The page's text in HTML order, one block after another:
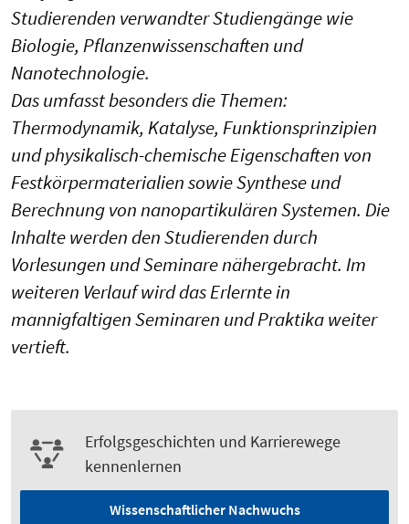
Studierenden verwandter Studiengänge wie
Biologie, Pflanzenwissenschaften und
Nanotechnologie.
Das umfasst besonders die Themen:
Thermodynamik, Katalyse, Funktionsprinzipien
und physikalisch-chemische Eigenschaften von
Festkörpermaterialien sowie Synthese und
Berechnung von nanopartikulären Systemen. Die
Inhalte werden den Studierenden durch
Vorlesungen und Seminare nähergebracht. Im
weiteren Verlauf wird das Erlernte in
mannigfaltigen Seminaren und Praktika weiter
vertieft.
Erfolgsgeschichten und Karrierewege
kennenlernen
Wissenschaftlicher Nachwuchs